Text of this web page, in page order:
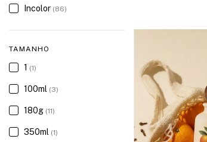
Incolor (86)
TAMANHO
1 (1)
100ml (3)
180g (11)
350ml (1)